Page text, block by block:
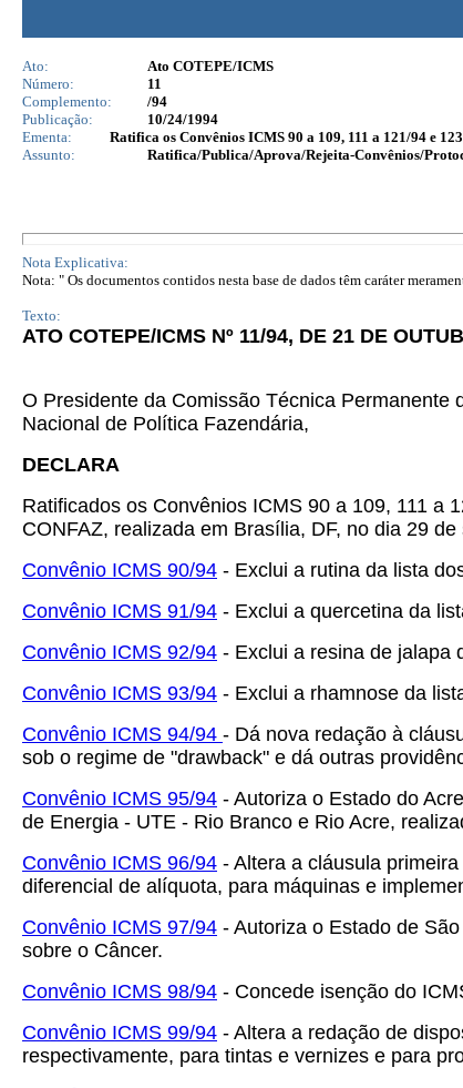
Ato:
Ato COTEPE/ICMS
Número:
11
Complemento:
/94
Publicação:
10/24/1994
Ementa:
Ratifica os Convênios ICMS 90 a 109, 111 a 121/94 e
Assunto:
Ratifica/Publica/Aprova/Rejeita-Convênios/
Nota Explicativa:
Nota: " Os documentos contidos nesta base de dados têm caráter
Texto:
ATO COTEPE/ICMS Nº 11/94, DE 21 DE
O Presidente da Comissão Técnica Permanente
Nacional de Política Fazendária,
DECLARA
Ratificados os Convênios ICMS 90 a 109, 111 a
CONFAZ, realizada em Brasília, DF, no dia 29
Convênio ICMS 90/94 - Exclui a rutina da lista
Convênio ICMS 91/94 - Exclui a quercetina da
Convênio ICMS 92/94 - Exclui a resina de jalapa
Convênio ICMS 93/94 - Exclui a rhamnose da
Convênio ICMS 94/94 - Dá nova redação à
sob o regime de "drawback" e dá outras
Convênio ICMS 95/94 - Autoriza o Estado do
de Energia - UTE - Rio Branco e Rio Acre,
Convênio ICMS 96/94 - Altera a cláusula
diferencial de alíquota, para máquinas e
Convênio ICMS 97/94 - Autoriza o Estado de
sobre o Câncer.
Convênio ICMS 98/94 - Concede isenção do
Convênio ICMS 99/94 - Altera a redação de
respectivamente, para tintas e vernizes e para